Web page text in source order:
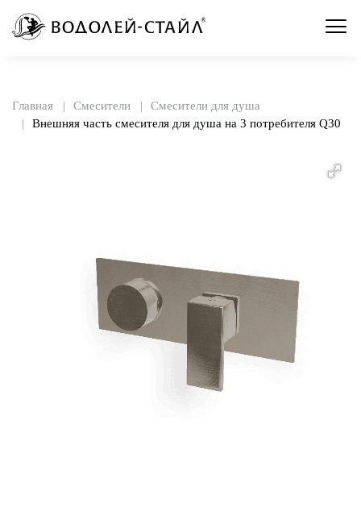
Главная Смесители
Смесители для душа
Внешняя часть смесителя для душа на 3 потребителя Q30